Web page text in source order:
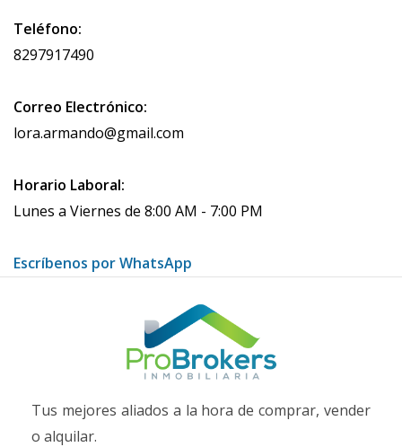
Teléfono:
8297917490
Correo Electrónico:
lora.armando@gmail.com
Horario Laboral:
Lunes a Viernes de 8:00 AM - 7:00 PM
Escríbenos por WhatsApp
Tus mejores aliados a la hora de comprar, vender
o alquilar.